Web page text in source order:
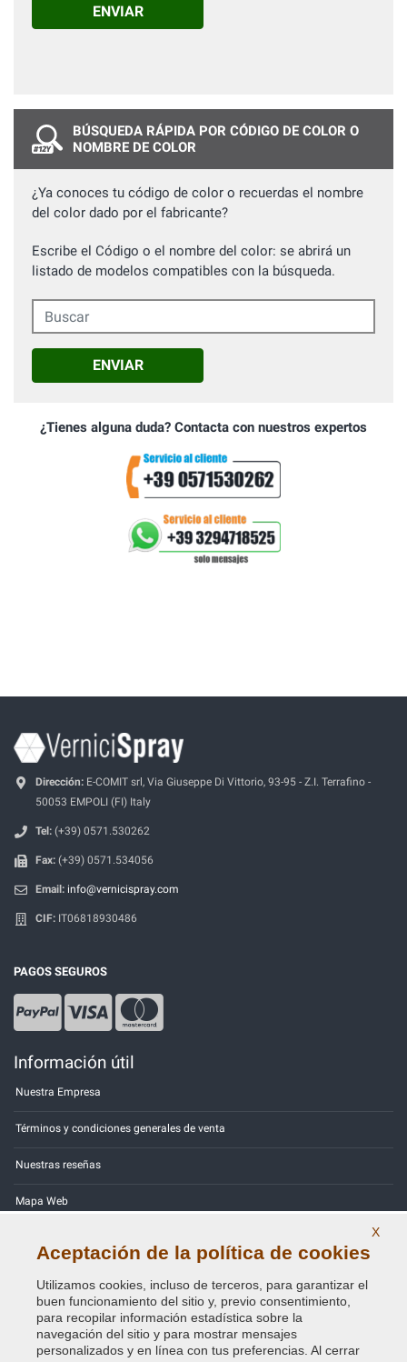
ENVIAR
BÚSQUEDA RÁPIDA POR CÓDIGO DE COLOR O
NOMBRE DE COLOR
¿Ya conoces tu código de color o recuerdas el nombre
del color dado por el fabricante?
Escribe el Código o el nombre del color: se abrirá un
listado de modelos compatibles con la búsqueda.
Buscar
ENVIAR
¿Tienes alguna duda? Contacta con nuestros expertos
Dirección: E-COMIT srl, Via Giuseppe Di Vittorio, 93-95 - Z.I. Terrafino -
50053 EMPOLI (FI) Italy
Tel: (+39) 0571.530262
Fax: (+39) 0571.534056
Email: info@vernicispray.com
CIF: IT06818930486
PAGOS SEGUROS
Información útil
Nuestra Empresa
Términos y condiciones generales de venta
Nuestras reseñas
Mapa Web
Política de Privacidad - RGPD
X
Aceptación de la política de cookies
Utilizamos cookies, incluso de terceros, para garantizar el
buen funcionamiento del sitio y, previo consentimiento,
para recopilar información estadística sobre la
navegación del sitio y para mostrar mensajes
personalizados y en línea con tus preferencias. Al cerrar